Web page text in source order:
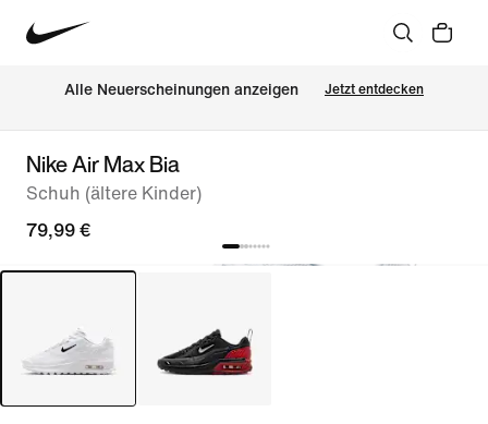
Alle Neuerscheinungen anzeigen Jetzt entdecken
Nike Air Max Bia
Schuh (ältere Kinder)
79,99 €